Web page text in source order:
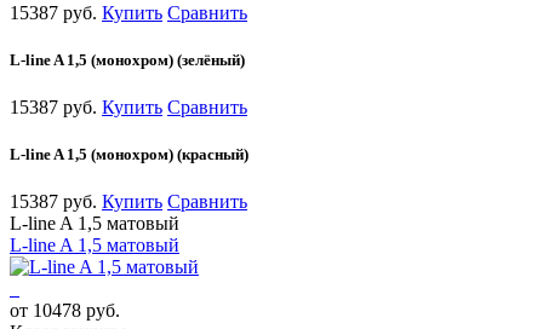
15387 руб. Купить Сравнить
L-line A 1,5 (монохром) (зелёный)
15387 руб. Купить Сравнить
L-line A 1,5 (монохром) (красный)
15387 руб. Купить Сравнить
L-line A 1,5 матовый
L-line A 1,5 матовый
от 10478 руб.